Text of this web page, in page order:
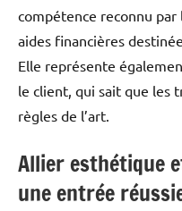
compétence reconnu par
aides financières
Elle représente
le client, qui sait que les
règles de l’art.
Allier esthétique
une entrée